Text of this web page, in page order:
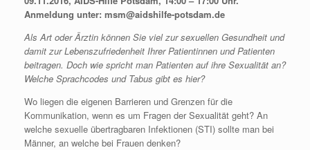
Anmeldung unter: msm@aidshilfe-potsdam.de
Als Art oder Ärztin können Sie viel zur sexuellen Gesundheit und
damit zur Lebenszufriedenheit Ihrer Patientinnen und Patienten
beitragen. Doch wie spricht man Patienten auf ihre Sexualität an?
Welche Sprachcodes und Tabus gibt es hier?
Wo liegen die eigenen Barrieren und Grenzen für die
Kommunikation, wenn es um Fragen der Sexualität geht? An
welche sexuelle übertragbaren Infektionen (STI) sollte man bei
Männer, an welche bei Frauen denken?